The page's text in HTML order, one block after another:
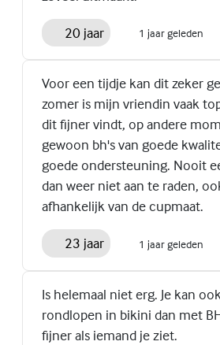
20 jaar 1 jaar geleden
Voor een tijdje kan dit zeker
zomer is mijn vriendin vaak
dit fijner vindt, op andere
gewoon bh's van goede
goede ondersteuning. Nooit
dan weer niet aan te raden,
afhankelijk van de cupmaat.
23 jaar 1 jaar geleden
Is helemaal niet erg. Je kan
rondlopen in bikini dan met
fijner als iemand je ziet.